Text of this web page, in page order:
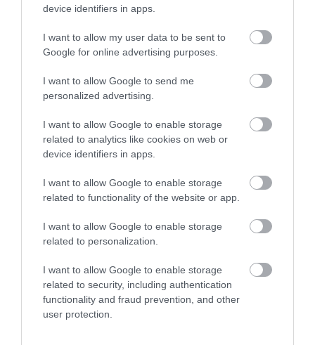
device identifiers in apps.
I want to allow my user data to be sent to
Google for online advertising purposes.
I want to allow Google to send me
personalized advertising.
I want to allow Google to enable storage
related to analytics like cookies on web or
device identifiers in apps.
I want to allow Google to enable storage
related to functionality of the website or app.
I want to allow Google to enable storage
related to personalization.
I want to allow Google to enable storage
related to security, including authentication
functionality and fraud prevention, and other
user protection.
ÜZEMANYAG
A Mol reagált az üzemanyagpiaci helyzetre
A Mol nem látja indokoltnak extra kőolaj-tartalékok felhalmozását
és vásárlását, mivel a Magyar Szénhidrogén Készletező Szövetség
(MSZKSZ) szerint elegendőek a hazai stratégai készletek is –
közölte…